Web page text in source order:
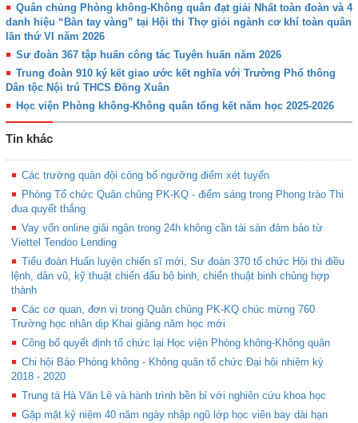
Quân chủng Phòng không-Không quân đạt giải Nhất toàn đoàn và 4
danh hiệu “Bàn tay vàng” tại Hội thi Thợ giỏi ngành cơ khí toàn quân
lần thứ VI năm 2026
Sư đoàn 367 tập huấn công tác Tuyên huấn năm 2026
Trung đoàn 910 ký kết giao ước kết nghĩa với Trường Phổ thông
Dân tộc Nội trú THCS Đồng Xuân
Học viện Phòng không-Không quân tổng kết năm học 2025-2026
Tin khác
Các trường quân đội công bố ngưỡng điểm xét tuyển
Phòng Tổ chức Quân chủng PK-KQ - điểm sáng trong Phong trào Thi
đua quyết thắng
Vay vốn online giải ngân trong 24h không cần tài sản đảm bảo từ
Viettel Tendoo Lending
Tiểu đoàn Huấn luyện chiến sĩ mới, Sư đoàn 370 tổ chức Hội thi điều
lệnh, dân vũ, kỹ thuật chiến đấu bộ binh, chiến thuật binh chủng hợp
thành
Các cơ quan, đơn vị trong Quân chủng PK-KQ chúc mừng 760
Trường học nhân dịp Khai giảng năm học mới
Công bố quyết định tổ chức lại Học viện Phòng không-Không quân
Chi hội Báo Phòng không - Không quân tổ chức Đại hội nhiệm kỳ
2018 - 2020
Trung tá Hà Văn Lê và hành trình bền bỉ với nghiên cứu khoa học
Gặp mặt kỷ niệm 40 năm ngày nhập ngũ lớp học viên bay dài hạn